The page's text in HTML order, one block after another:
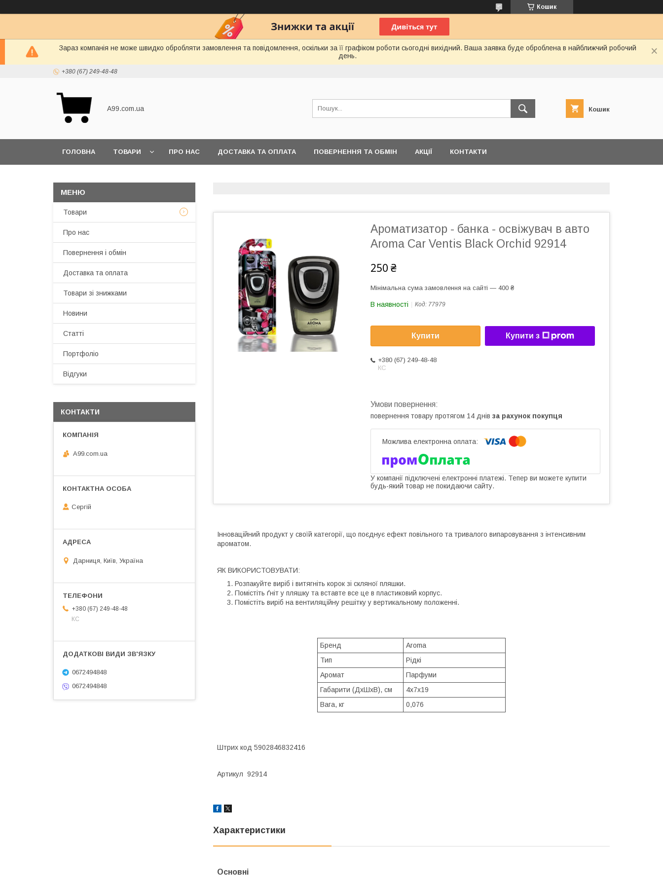
Кошик
Зараз компанія не може швидко обробляти замовлення та повідомлення, оскільки за її графіком роботи сьогодні вихідний. Ваша заявка буде оброблена в найближчий робочий
день.
+380 (67) 249-48-48
A99.com.ua Кошик
ГОЛОВНА ТОВАРИ ПРО НАС ДОСТАВКА ТА ОПЛАТА ПОВЕРНЕННЯ ТА ОБМІН АКЦІЇ КОНТАКТИ
Ароматизатор - банка - освіжувач в авто
Aroma Car Ventis Black Orchid 92914
250 ₴
Мінімальна сума замовлення на сайті — 400 ₴
В наявності Код: 77979
Купити Купити з
+380 (67) 249-48-48
КС
повернення товару протягом 14 днів за рахунок покупця
У компанії підключені електронні платежі. Тепер ви можете купити
будь-який товар не покидаючи сайту.
Інноваційний продукт у своїй категорії, що поєднує ефект повільного та тривалого випаровування з інтенсивним
ароматом.
ЯК ВИКОРИСТОВУВАТИ:
Розпакуйте виріб і витягніть корок зі скляної пляшки.
Помістіть ґніт у пляшку та вставте все це в пластиковий корпус.
Помістіть виріб на вентиляційну решітку у вертикальному положенні.
Бренд
Aroma
Тип
Рідкі
Аромат
Парфуми
Габарити (ДхШхВ), см
4x7x19
Вага, кг
0,076
Штрих код 5902846832416
Артикул 92914
Характеристики
Основні
Товари
Про нас
Повернення і обмін
Доставка та оплата
Товари зі знижками
Новини
Статті
Портфоліо
Відгуки
КОНТАКТИ
A99.com.ua
Сергій
Дарниця, Київ, Україна
+380 (67) 249-48-48
КС
0672494848
0672494848